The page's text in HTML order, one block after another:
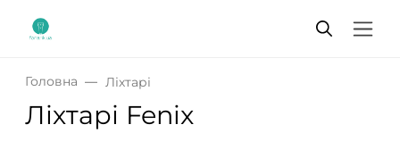
Головна Ліхтарі
Ліхтарі Fenix